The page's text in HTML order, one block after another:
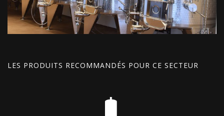
LES PRODUITS RECOMMANDÉS POUR CE SECTEUR